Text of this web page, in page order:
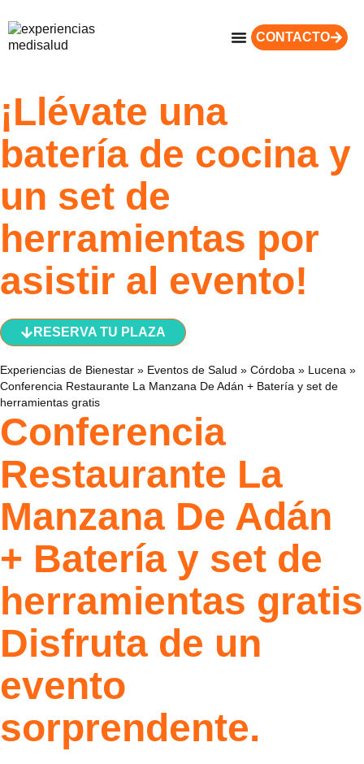
CONTACTO
¡Llévate una
batería de cocina y
un set de
herramientas por
asistir al evento!
RESERVA TU PLAZA
Experiencias de Bienestar » Eventos de Salud » Córdoba » Lucena »
Conferencia Restaurante La Manzana De Adán + Batería y set de
herramientas gratis
Conferencia
Restaurante La
Manzana De Adán
+ Batería y set de
herramientas gratis
Disfruta de un
evento
sorprendente.